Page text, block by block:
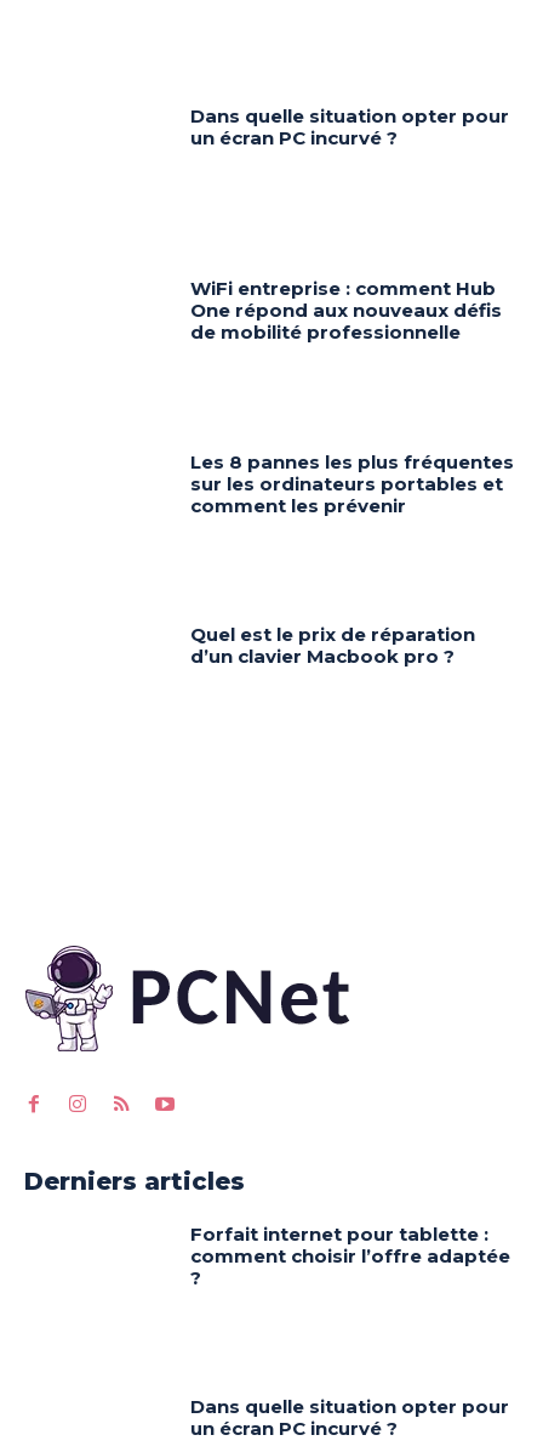
Dans quelle situation opter pour
un écran PC incurvé ?
WiFi entreprise : comment Hub
One répond aux nouveaux défis
de mobilité professionnelle
Les 8 pannes les plus fréquentes
sur les ordinateurs portables et
comment les prévenir
Quel est le prix de réparation
d’un clavier Macbook pro ?
Derniers articles
Forfait internet pour tablette :
comment choisir l’offre adaptée
?
Dans quelle situation opter pour
un écran PC incurvé ?